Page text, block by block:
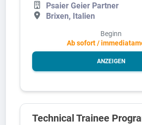
Psaier Geier Partner
Brixen, Italien
Beginn
Ab sofort /
ANZEIGEN
Technical Trainee